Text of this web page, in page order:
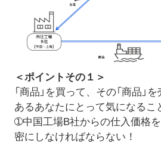
＜ポイントその１＞
「商品」を買って、その「商品」
あるあなたにとって気になるこ
➀中国工場B社からの仕入価格
密にしなければならない！